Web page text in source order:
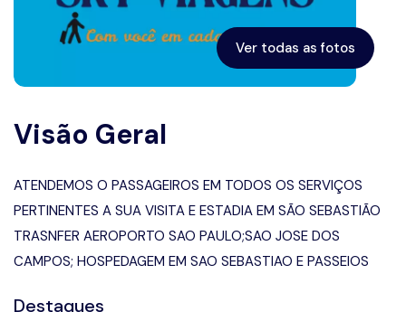
Ver todas as fotos
Visão Geral
ATENDEMOS O PASSAGEIROS EM TODOS OS SERVIÇOS
PERTINENTES A SUA VISITA E ESTADIA EM SÃO SEBASTIÃO
TRASNFER AEROPORTO SAO PAULO;SAO JOSE DOS
CAMPOS; HOSPEDAGEM EM SAO SEBASTIAO E PASSEIOS
Destaques